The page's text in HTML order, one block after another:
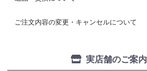
ご注文内容の変更・キャンセルについて
実店舗のご案内